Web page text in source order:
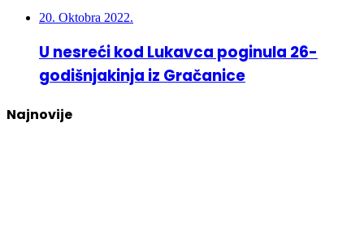
20. Oktobra 2022.
U nesreći kod Lukavca poginula 26-
godišnjakinja iz Gračanice
Najnovije